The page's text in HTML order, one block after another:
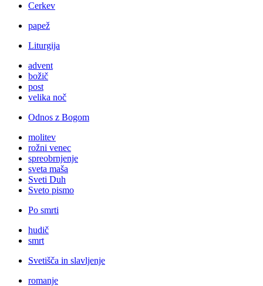
Cerkev
papež
Liturgija
advent
božič
post
velika noč
Odnos z Bogom
molitev
rožni venec
spreobrnjenje
sveta maša
Sveti Duh
Sveto pismo
Po smrti
hudič
smrt
Svetišča in slavljenje
romanje